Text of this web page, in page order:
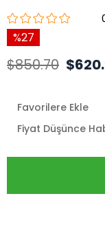
27
$850.70
Favorilere Ekle
Fiyat Düşünce